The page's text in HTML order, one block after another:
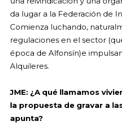
da lugar a la Federación de
Comienza luchando,
regulaciones en el sector
época de Alfonsín)e
Alquileres.
JME: ¿A qué llamamos
la propuesta de gravar a
apunta?